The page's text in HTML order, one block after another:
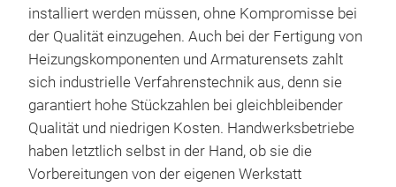
installiert werden müssen, ohne Kompromisse bei
der Qualität einzugehen. Auch bei der Fertigung von
Heizungskomponenten und Armaturensets zahlt
sich industrielle Verfahrenstechnik aus, denn sie
garantiert hohe Stückzahlen bei gleichbleibender
Qualität und niedrigen Kosten. Handwerksbetriebe
haben letztlich selbst in der Hand, ob sie die
Vorbereitungen von der eigenen Werkstatt